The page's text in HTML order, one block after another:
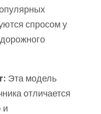
спросом у
Эта модель
отличается
и